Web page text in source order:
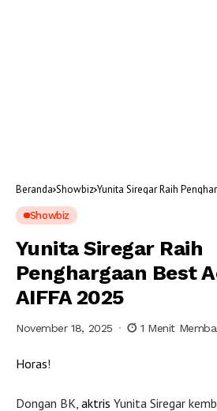
Beranda Showbiz Yunita Siregar Raih
Showbiz
Yunita Siregar Raih
Penghargaan Best
AIFFA 2025
November 18, 2025 1 Menit
Horas!
Dongan BK, aktris Yunita Siregar